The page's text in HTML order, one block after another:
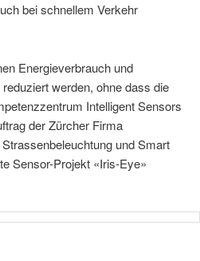
bei schnellem Verkehr
Energieverbrauch und
werden, ohne dass die
Intelligent Sensors
der Zürcher Firma
und Smart
Sensor-Projekt «Iris-Eye»